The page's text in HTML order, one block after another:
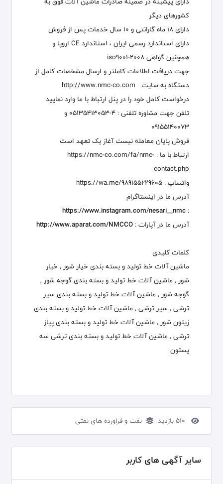
کشورهای دیگر
دارای 18 ماه گارانتی و 10 سال خدمات پس از فروش
دارای استاندارد رسمی ایران ، استاندارد CE اروپا و
همچنین گواهی iso9001-2008
جهت دریافت اطلاعات کاملتر و ارسال مشخصات کامل از
دستگاه به سایت http://www.nmc-co.com
درخواست کامل خود را در پنل ارتباط با ما وارد نمایید
تلفن جهت مشاوره تلفنی : 4-05135413053 و
09155140073
فروش پايان معامله نيست آغاز يک تعهد است
ارتباط با ما : https://nmc-co.com/fa/nmc-
contact.php
واتساپ : https://wa.me/989155229605
آدرس ما در اینستاگرام
:
https://www.instagram.com/nesari__nmc
آدرس ما در آپارات : http://www.aparat.com/NMCCO
کلمات کلیدی
ماشین آلات خط تولید و بسته بندی خیار شور , خیار
شور , ماشین آلات خط تولید و بسته بندی گوجه شور ,
گوجه شور , ماشین آلات خط تولید و بسته بندی سیر
ترشی , سیر ترشی , ماشین آلات خط تولید و بسته بندی
زیتون شور , ماشین آلات خط تولید و بسته بندی پیاز
ترشی , ماشین آلات خط تولید و بسته بندی ترشی سه
پستون
نفت و فراورده های نفتی
سایر آگهی های کاربر